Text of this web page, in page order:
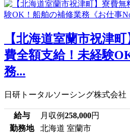
【北海道室蘭市祝津
費全額支給！未経験
務...
日研トータルソーシング株式会社
給与 月収例258,000円
勤務地
北海道 室蘭市